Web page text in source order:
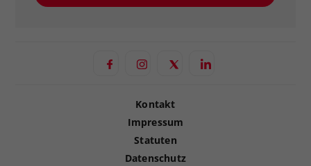
Kontakt
Impressum
Statuten
Datenschutz